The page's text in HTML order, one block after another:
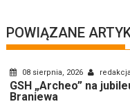
POWIĄZANE
08 sierpnia, 2026 redakcja
GSH „Archeo” na
Braniewa